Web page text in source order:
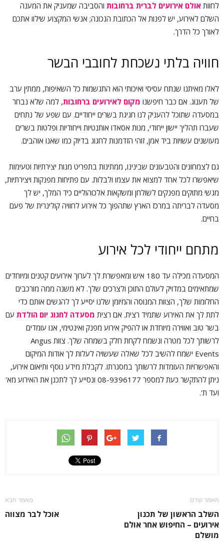
לחוות אולם אירועים לברית ברחובות והסביבה שמעניק את המענה
השלם לאירוע, יש לפנות אל הכתובת הנכונה; אנשי המקצוע שילוו אתכם
לאורך כל הדרך.
חוויה בלתי נשכחת לחובבי הבשר
לאלו מאיתנו שנתח עסיסי ואיכותי הוא התגשמות כל השאיפות, ממתין ערב
של תענוג. אם כבר חיפשנו מקום לאירועים ברחובות, למה שלא נבחר
במסעדה שתוכל להעניק לנו חגיגת בשרים ייחודיים. עם שפע של נתחים
שעברו תהליך יישון ייחודי, מנות אסאדו אותנטיות וייחודיות ופלטות בשרים
מעושנים עשויות ביד אמן, זוהי הזדמנות לחגוג בדיוק כמו שאנו אוהבים.
גם לצמחונים והטבעונים שבינינו, ממתינות בתפריט מנות יצירתיות וטעימות
שיאפשרו לכל אחד למצוא את עצמו ולבלות. עם פתיחות מפנקות ויצירתיות,
מגשי מתוקים מפנקים לשולחן ומשקאות אלכוהוליים כיד המלך, יש לך
מסעדה לבריתה במרכז הארץ שתהפוך כל אירוע לחוויה קולינרית של פעם
בחיים.
מתחם ייחודי לכל אירוע
המסעדה מכילה עד 180 איש ומאפשרת לך לערוך אירועים קטנים ומיוחדים
שמתאימים במדויק לעולם התוכן ולצרכים שלך. לא משנה ממה מורכבים
החלומות שלך, הצוות המנוסה והמיומן שלנו יסייע לך להגשים אותם כדי
לתת לך את האירוע שתמיד רצית. אם רצית מסעדה לחגוג יום הולדת עם
בשר טוב ואווירה מיוחדת או להפיק אירוע מפנק ואינטימי, אנו עומדים
לרשותך לכל מטרה ונשמח לקחת חלק בשמחה שלך. צוות Angus
Events ישמח להשיב לכל שאלה שעשויה לעלות לך אודות המיקום
והאפשרויות העומדות לרשותך במסגרתו. לקבלת מידע נוסף ותיאום אירוע,
ניתן להתקשר כעת למספר 08-9396177 ונסייע לך לתכנן את האירוע מא'
ועד ת'.
מאמר קודם
השלב הראשון של תכנון
אירועים – החיפוש אחר אולם
מושלם
מאמר הבא
אוכל לבר מצווה